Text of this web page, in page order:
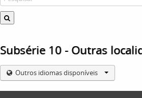
Subsérie 10 - Outras
Outros idiomas disponíveis